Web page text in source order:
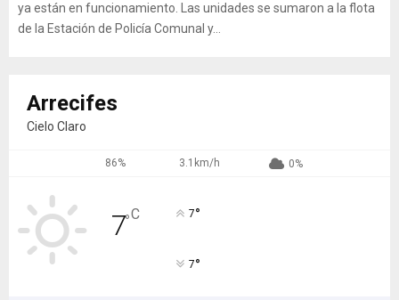
ya están en funcionamiento. Las unidades se sumaron a la flota
de la Estación de Policía Comunal y...
Arrecifes
Cielo Claro
86% 3.1km/h 0%
7°C 7°
7°